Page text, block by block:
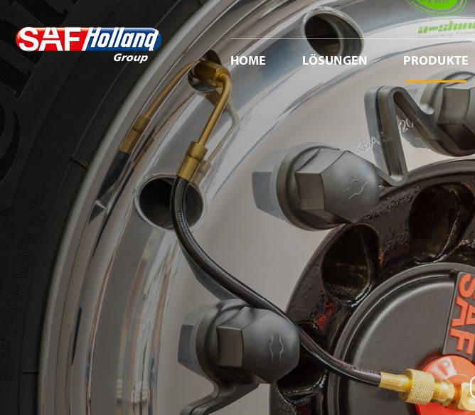
HOME LÖSUNGEN PRODUKTE